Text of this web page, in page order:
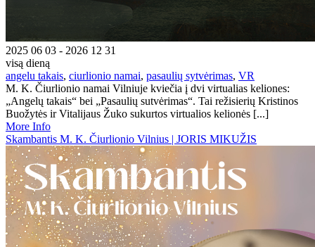
2025 06 03 - 2026 12 31
visą dieną
angelu takais, ciurlionio namai, pasaulių sytvėrimas, VR
M. K. Čiurlionio namai Vilniuje kviečia į dvi virtualias keliones:
„Angelų takais“ bei „Pasaulių sutvėrimas“. Tai režisierių Kristinos
Buožytės ir Vitalijaus Žuko sukurtos virtualios kelionės [...]
More Info
Skambantis M. K. Čiurlionio Vilnius | JORIS MIKUŽIS